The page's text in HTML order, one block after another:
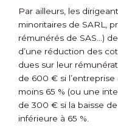
Par ailleurs, les
minoritaires de SARL,
rémunérés de SAS…)
d’une réduction des
dues sur leur
de 600 € si l’entreprise
moins 65 % (ou une
de 300 € si la baisse
inférieure à 65 %.